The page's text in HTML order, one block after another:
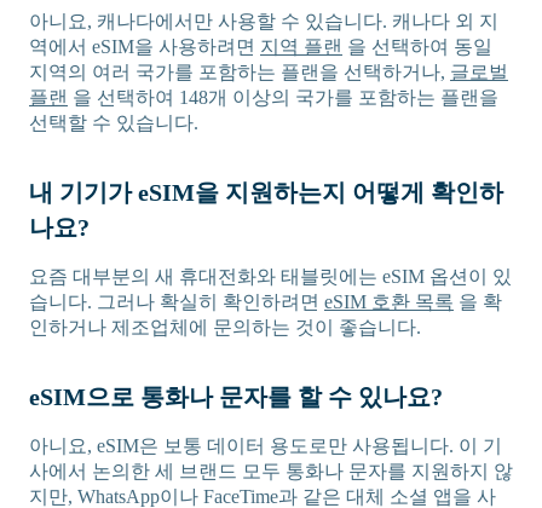
아니요, 캐나다에서만 사용할 수 있습니다. 캐나다 외 지
역에서 eSIM을 사용하려면 지역 플랜 을 선택하여 동일
지역의 여러 국가를 포함하는 플랜을 선택하거나, 글로벌
플랜 을 선택하여 148개 이상의 국가를 포함하는 플랜을
선택할 수 있습니다.
내 기기가 eSIM을 지원하는지 어떻게 확인하
나요?
요즘 대부분의 새 휴대전화와 태블릿에는 eSIM 옵션이 있
습니다. 그러나 확실히 확인하려면 eSIM 호환 목록 을 확
인하거나 제조업체에 문의하는 것이 좋습니다.
eSIM으로 통화나 문자를 할 수 있나요?
아니요, eSIM은 보통 데이터 용도로만 사용됩니다. 이 기
사에서 논의한 세 브랜드 모두 통화나 문자를 지원하지 않
지만, WhatsApp이나 FaceTime과 같은 대체 소셜 앱을 사